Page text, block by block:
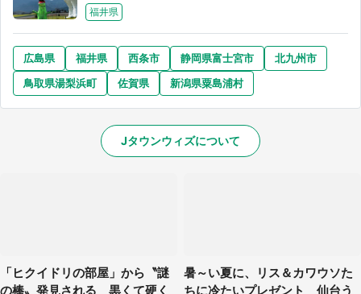
福井県
広島県 福井県 西条市 静岡県富士宮市
北九州市
鳥取県湯梨浜町
佐賀県 新潟県粟島浦村
Jタウンウィズについて
「ヒクイドリの部屋」から〝謎
の棒〟発見される 黒くて硬く
暑～い夏に、リス＆カワウソた
ちに冷たいプレゼント 仙台う